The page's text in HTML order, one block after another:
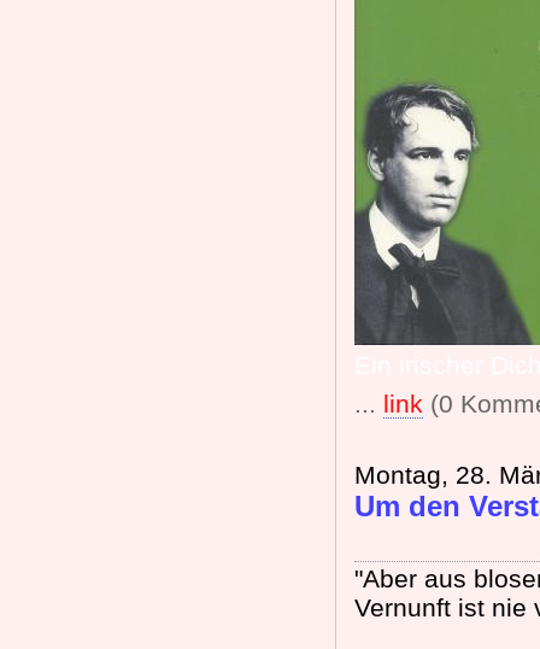
... link (0
Montag, 28.
Um den
"Aber aus
Vernunft ist nie